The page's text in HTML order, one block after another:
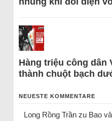
Hàng triệu công dân
thành chuột bạch
NEUESTE KOMMENTARE
Long Rồng Trầnzu Bao